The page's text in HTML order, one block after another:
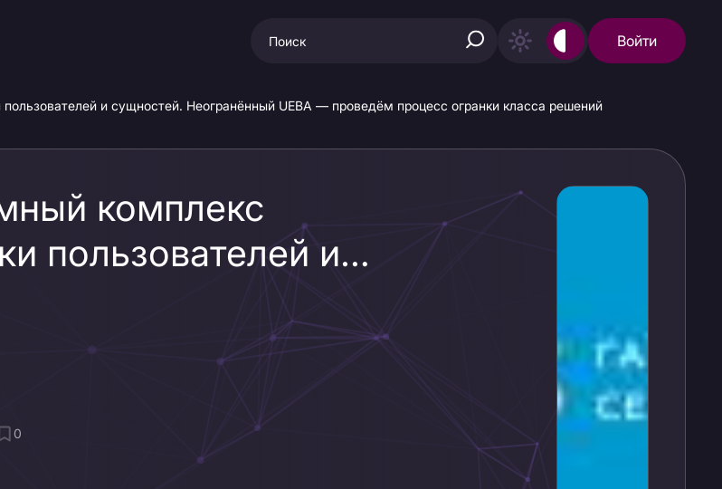
Войти
и сущностей. Неогранённый UEBA — проведём процесс огранки класса решений
комплекс
пользователей и
UEBA — проведём
0